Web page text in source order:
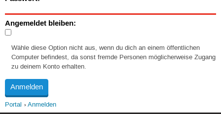
Angemeldet bleiben:
Wähle diese Option nicht aus, wenn du dich an einem öffentlichen
Computer befindest, da sonst fremde Personen möglicherweise Zugang
zu deinem Konto erhalten.
Portal Anmelden